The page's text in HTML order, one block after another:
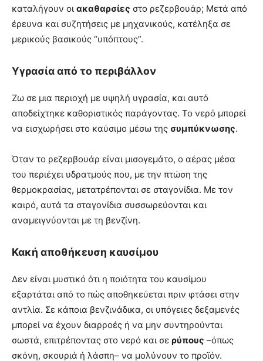
καταλήγουν οι ακαθαρσίες στο ρεζερβουάρ; Μετά από
έρευνα και συζητήσεις με μηχανικούς, κατέληξα σε
μερικούς βασικούς “υπόπτους”.
Υγρασία από το περιβάλλον
Ζω σε μια περιοχή με υψηλή υγρασία, και αυτό
αποδείχτηκε καθοριστικός παράγοντας. Το νερό μπορεί
να εισχωρήσει στο καύσιμο μέσω της συμπύκνωσης.
Όταν το ρεζερβουάρ είναι μισογεμάτο, ο αέρας μέσα
του περιέχει υδρατμούς που, με την πτώση της
θερμοκρασίας, μετατρέπονται σε σταγονίδια. Με τον
καιρό, αυτά τα σταγονίδια συσσωρεύονται και
αναμειγνύονται με τη βενζίνη.
Κακή αποθήκευση καυσίμου
Δεν είναι μυστικό ότι η ποιότητα του καυσίμου
εξαρτάται από το πώς αποθηκεύεται πριν φτάσει στην
αντλία. Σε κάποια βενζινάδικα, οι υπόγειες δεξαμενές
μπορεί να έχουν διαρροές ή να μην συντηρούνται
σωστά, επιτρέποντας στο νερό και σε ρύπους –όπως
σκόνη, σκουριά ή λάσπη– να μολύνουν το προϊόν.